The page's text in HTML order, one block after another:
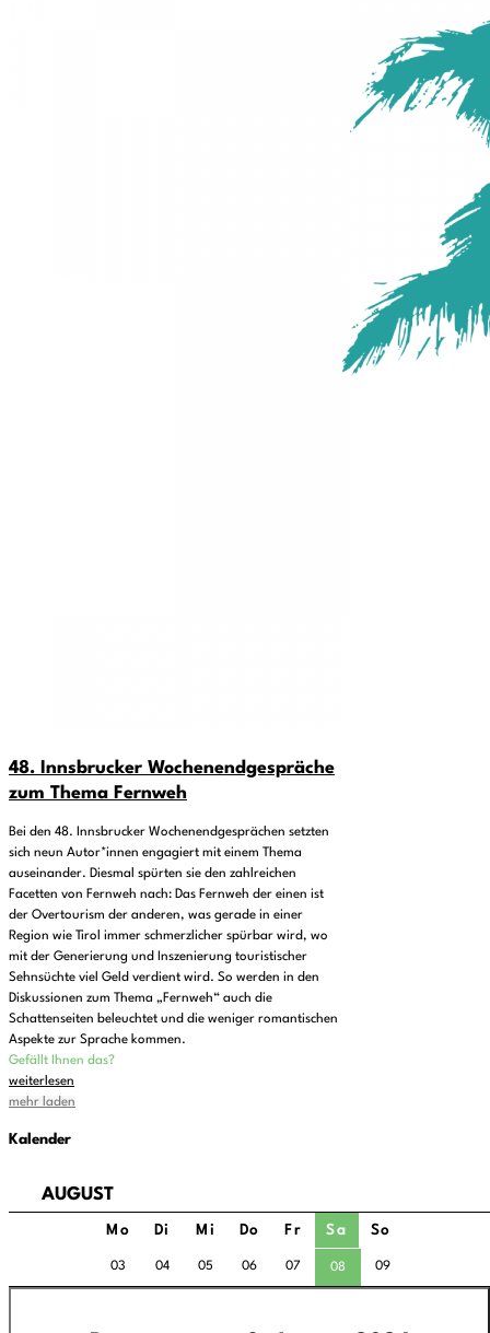
48. Innsbrucker Wochenendgespräche
zum Thema Fernweh
Bei den 48. Innsbrucker Wochenendgesprächen setzten
sich neun Autor*innen engagiert mit einem Thema
auseinander. Diesmal spürten sie den zahlreichen
Facetten von Fernweh nach: Das Fernweh der einen ist
der Overtourism der anderen, was gerade in einer
Region wie Tirol immer schmerzlicher spürbar wird, wo
mit der Generierung und Inszenierung touristischer
Sehnsüchte viel Geld verdient wird. So werden in den
Diskussionen zum Thema „Fernweh“ auch die
Schattenseiten beleuchtet und die weniger romantischen
Aspekte zur Sprache kommen.
Gefällt Ihnen das?
weiterlesen
mehr laden
Kalender
AUGUST
Mo Di Mi Do Fr Sa So
03 04 05 06 07 08 09